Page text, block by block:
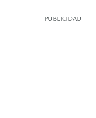
PUBLICIDAD